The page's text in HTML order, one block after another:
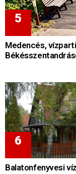
Medencés,
Balatonfenyvesi